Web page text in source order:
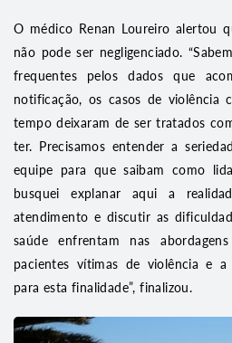
O médico Renan Loureiro alertou
não pode ser negligenciado.
frequentes pelos dados que
notificação, os casos de
tempo deixaram de ser tratados
ter. Precisamos entender a
equipe para que saibam como
busquei explanar aqui a
atendimento e discutir as
saúde enfrentam nas
pacientes vítimas de violência e a
para esta finalidade”, finalizou.